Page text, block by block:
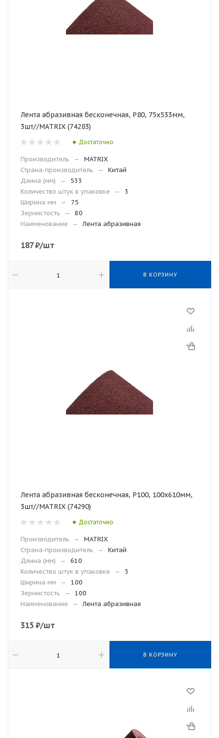
Лента абразивная бесконечная, Р80, 75х533мм,
3шт//MATRIX (74283)
Достаточно
Производитель —
MATRIX
Страна-производитель
—
Китай
Длина (мм)
—
533
Количество штук в упаковке
—
3
Ширина мм
—
75
Зернистость
—
80
Наименование
— Лента абразивная
187₽/шт
В КОРЗИНУ
Лента абразивная бесконечная, Р100, 100х610мм,
3шт//MATRIX (74290)
Достаточно
Производитель —
MATRIX
Страна-производитель
—
Китай
Длина (мм)
—
610
Количество штук в упаковке
—
3
Ширина мм
—
100
Зернистость
—
100
Наименование
— Лента абразивная
315 ₽/шт
В КОРЗИНУ